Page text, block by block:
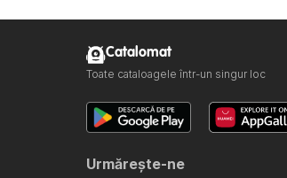
Catalomat
Toate cataloagele într-un singur loc
Urmăreşte-ne